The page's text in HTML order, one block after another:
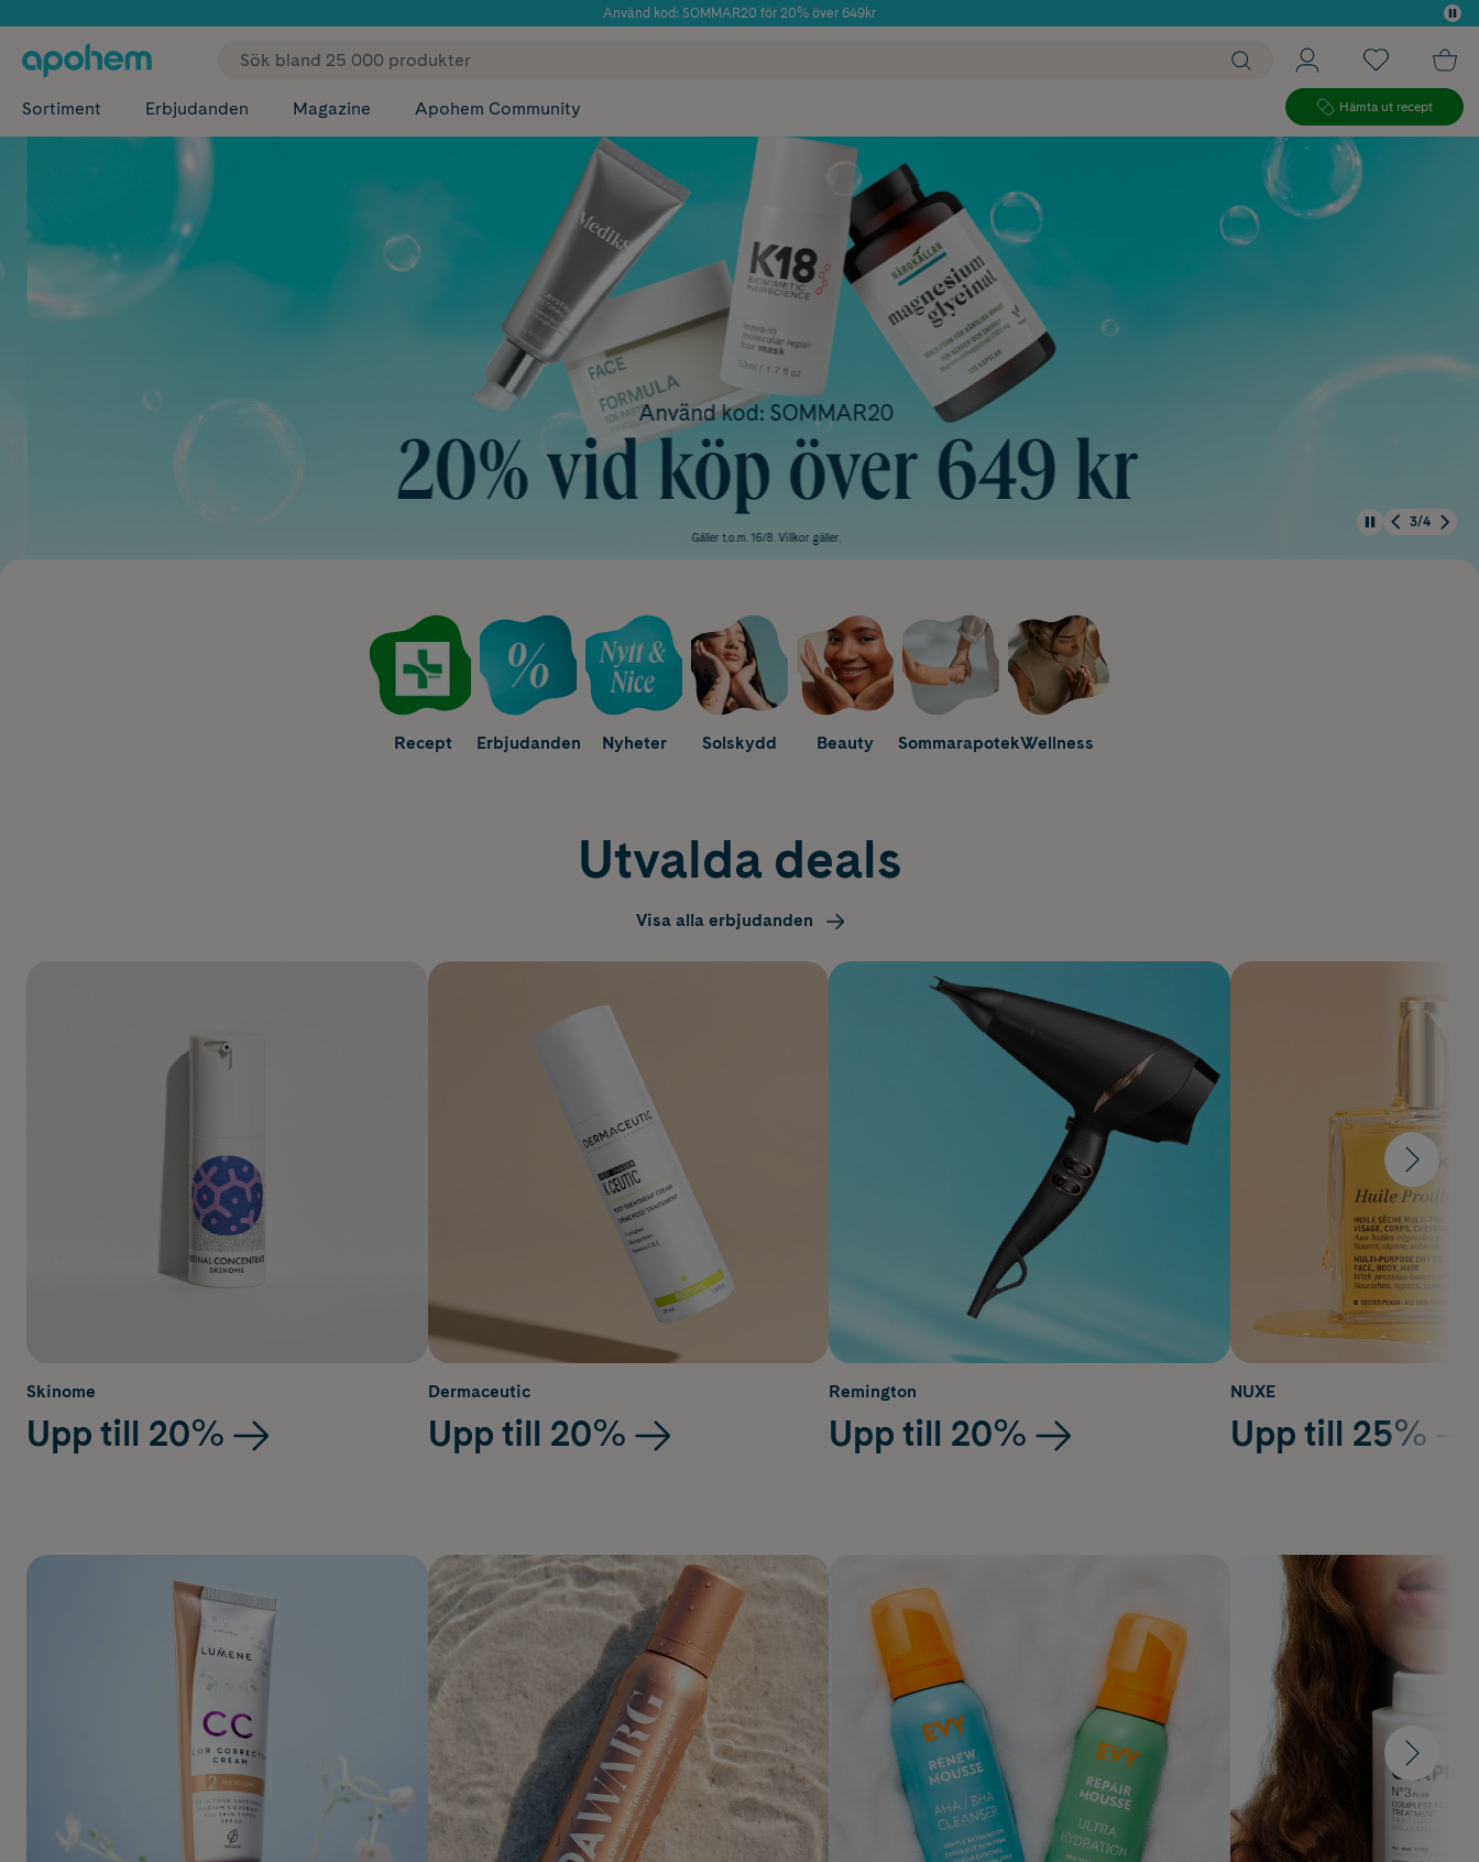
Använd kod: SOMMAR20 för 20% över 649kr
✓ Fri frakt
Sortiment Erbjudanden Magazine Apohem Community Hämta ut recept
Använd kod: SOMMAR20
20% vid köp över 649 kr
Gäller t.o.m. 16/8. Villkor gäller.
3/4
Recept Erbjudanden Nyheter Solskydd Beauty SommarapotekWellness
Utvalda deals
Visa alla erbjudanden
Skinome
Upp till 20%
Dermaceutic
Upp till 20%
Remington
Upp till 20%
NUXE
Upp till 25%